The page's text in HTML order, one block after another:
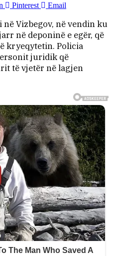
Pinterest Email
Vizbegov, në vendin ku
në deponinë e egër, që
kryeqytetin. Policia
juridik që
të vjetër në lagjen